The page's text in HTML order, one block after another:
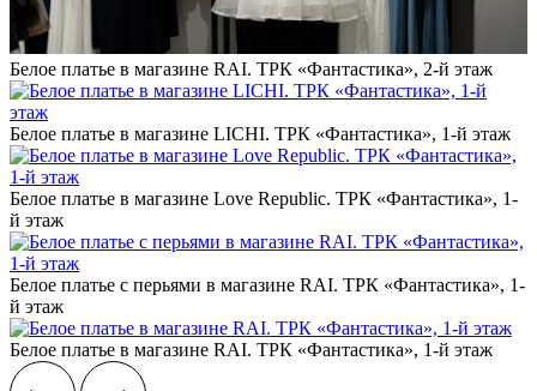
Белое платье в магазине RAI. ТРК «Фантастика», 2-й этаж
Белое платье в магазине LICHI. ТРК «Фантастика», 1-й этаж
Белое платье в магазине Love Republic. ТРК «Фантастика», 1-
й этаж
Белое платье с перьями в магазине RAI. ТРК «Фантастика», 1-
й этаж
Белое платье в магазине RAI. ТРК «Фантастика», 1-й этаж